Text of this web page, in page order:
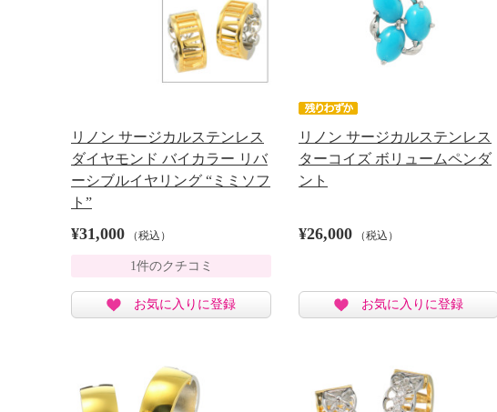
リノン サージカルステンレス
ダイヤモンド バイカラー リバ
ーシブルイヤリング “ミミソフ
ト”
¥31,000 （税込）
1件のクチコミ
お気に入りに登録
リノン サージカルステンレス
ターコイズ ボリュームペンダ
ント
¥26,000 （税込）
お気に入りに登録